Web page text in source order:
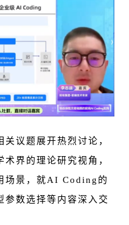
议题展开热烈讨论，
界的理论研究视角，
场景，就AI Coding的
参数选择等内容深入交